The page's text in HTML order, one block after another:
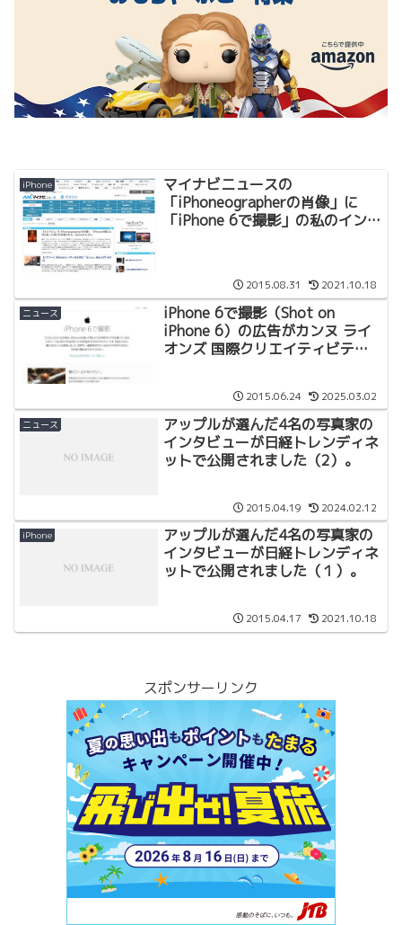
iPhone
マイナビニュースの
「iPhoneographerの肖像」に
「iPhone 6で撮影」の私のインタ
2015.08.31 2021.10.18
ニュース
iPhone 6で撮影（Shot on
iPhone 6）の広告がカンヌ ライ
オンズ 国際クリエイティビテ
2015.06.24 2025.03.02
ニュース
アップルが選んだ4名の写真家の
インタビューが日経トレンディネ
ットで公開されました（2）。
2015.04.19 2024.02.12
iPhone
アップルが選んだ4名の写真家の
インタビューが日経トレンディネ
ットで公開されました（１）。
2015.04.17 2021.10.18
スポンサーリンク